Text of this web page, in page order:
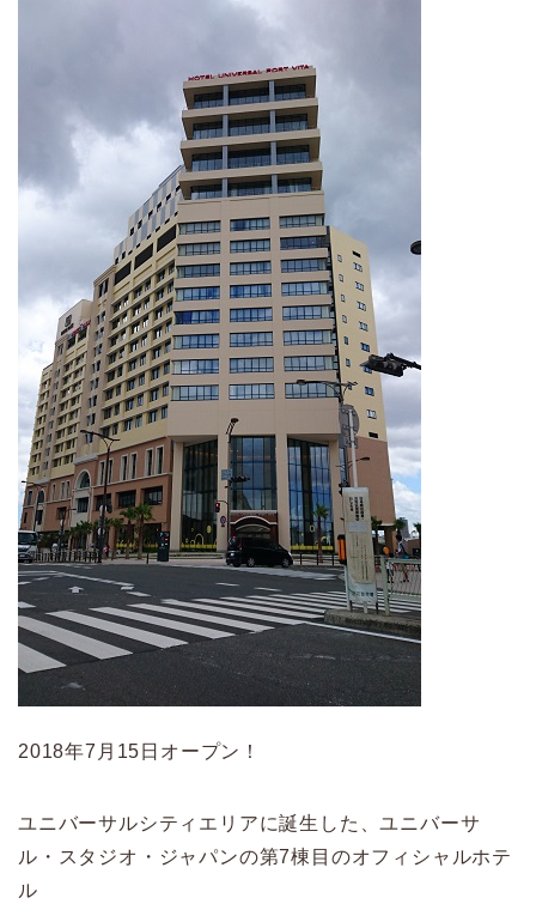
2018年7月15日オープン！
ユニバーサルシティエリアに誕生した、ユニバーサ
ル・スタジオ・ジャパンの第7棟目のオフィシャルホテ
ル